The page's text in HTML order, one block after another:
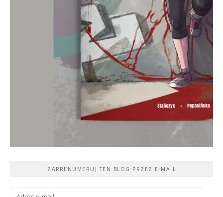
ZAPRENUMERUJ TEN BLOG PRZEZ E-MAIL
Adres